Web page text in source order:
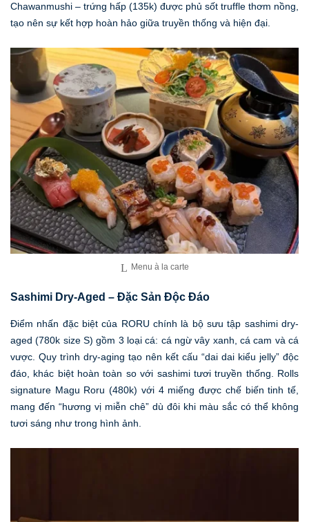
Chawanmushi – trứng hấp (135k) được phủ sốt truffle thơm nồng,
tạo nên sự kết hợp hoàn hảo giữa truyền thống và hiện đại.
Menu à la carte
Sashimi Dry-Aged – Đặc Sản Độc Đáo
Điểm nhấn đặc biệt của RORU chính là bộ sưu tập sashimi dry-
aged (780k size S) gồm 3 loại cá: cá ngừ vây xanh, cá cam và cá
vược. Quy trình dry-aging tạo nên kết cấu “dai dai kiểu jelly” độc
đáo, khác biệt hoàn toàn so với sashimi tươi truyền thống. Rolls
signature Magu Roru (480k) với 4 miếng được chế biến tinh tế,
mang đến “hương vị miễn chê” dù đôi khi màu sắc có thể không
tươi sáng như trong hình ảnh.